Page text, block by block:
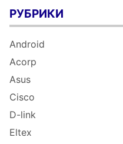
РУБРИКИ
Android
Acorp
Asus
Cisco
D-link
Eltex